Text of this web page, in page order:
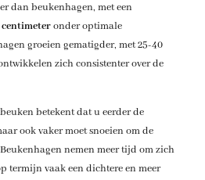
dan beukenhagen, met een
onder optimale
groeien gematigder, met 25-40
zich consistenter over de
betekent dat u eerder de
ook vaker moet snoeien om de
nemen meer tijd om zich
termijn vaak een dichtere en meer